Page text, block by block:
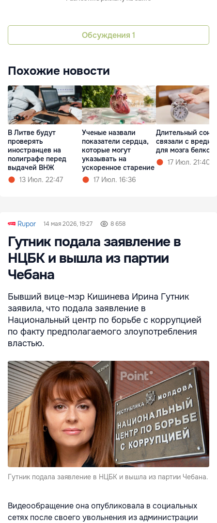
Обсуждения 1
Похожие новости
В Литве будут
проверять
иностранцев на
полиграфе перед
выдачей ВНЖ
13 Июл. 22:47
Ученые назвали
показатели сердца,
которые могут
указывать на
ускоренное старение
17 Июл. 16:36
Длительный сон
связали с
для мозга белком
17 Июл. 21:40
Rupor 14 мая 2026, 19:27 8 658
Гутник подала заявление в
НЦБК и вышла из партии
Чебана
Бывший вице-мэр Кишинева Ирина Гутник
заявила, что подала заявление в
Национальный центр по борьбе с коррупцией
по факту предполагаемого злоупотребления
властью.
Гутник подала заявление в НЦБК и вышла из партии Чебана.
Видеообращение она опубликовала в социальных
сетях после своего увольнения из администрации